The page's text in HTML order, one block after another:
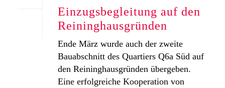
Einzugsbegleitung auf den
Reininghausgründen
Ende März wurde auch der zweite
Bauabschnitt des Quartiers Q6a Süd auf
den Reininghausgründen übergeben.
Eine erfolgreiche Kooperation von